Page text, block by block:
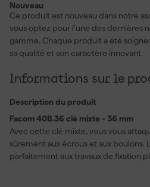
Nouveau
Ce produit est nouveau dans notre
vous optez pour l’une des dernières
gamme. Chaque produit a été
sa qualité et son caractère innovant.
Informations sur le
Description du produit
Facom 40B.36 clé mixte - 36 mm
Avec cette clé mixte, vous vous
sûrement aux écrous et aux boulons.
parfaitement aux travaux de fixation